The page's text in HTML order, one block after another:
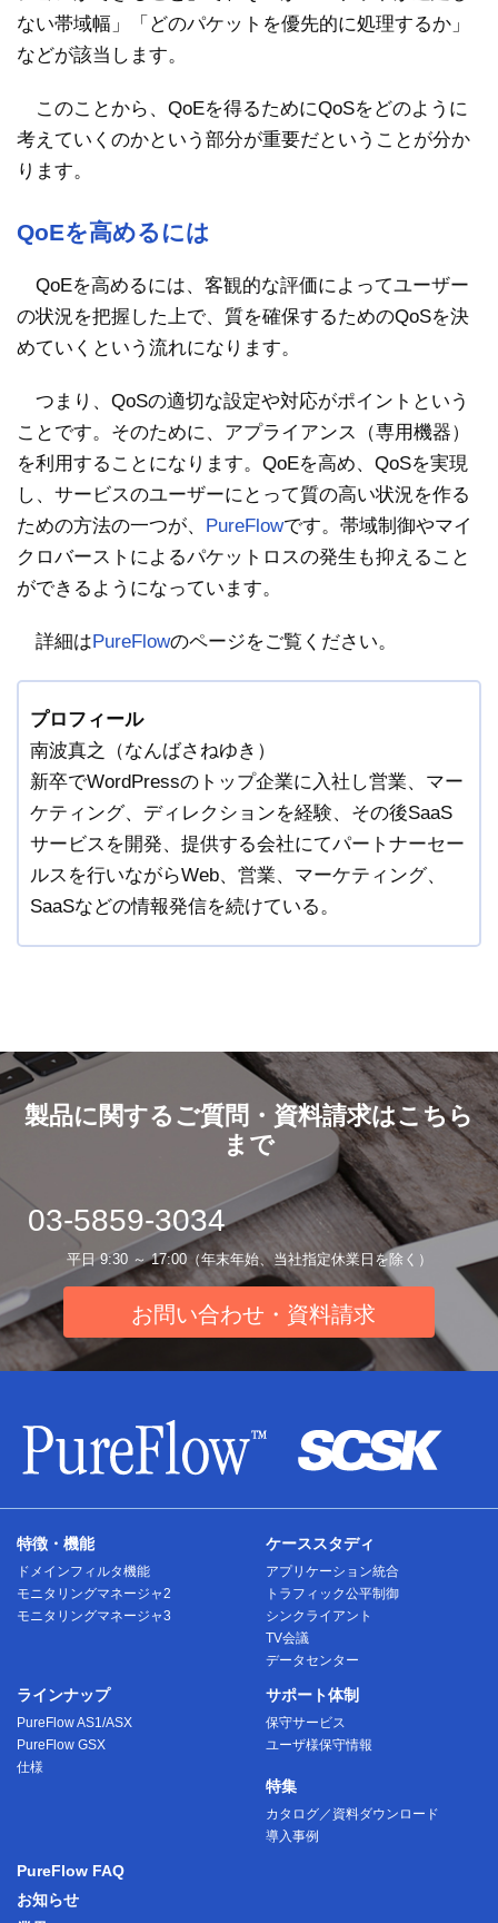
ない帯域幅」「どのパケットを優先的に処理するか」
などが該当します。
このことから、QoEを得るためにQoSをどのように
考えていくのかという部分が重要だということが分か
ります。
QoEを高めるには
QoEを高めるには、客観的な評価によってユーザー
の状況を把握した上で、質を確保するためのQoSを決
めていくという流れになります。
つまり、QoSの適切な設定や対応がポイントという
ことです。そのために、アプライアンス（専用機器）
を利用することになります。QoEを高め、QoSを実現
し、サービスのユーザーにとって質の高い状況を作る
ための方法の一つが、 PureFlowです。帯域制御やマイ
クロバーストによるパケットロスの発生も抑えること
ができるようになっています。
詳細はPureFlowのページをご覧ください。
プロフィール
南波真之（なんばさねゆき）
新卒でWordPressのトップ企業に入社し営業、マー
ケティング、ディレクションを経験、その後SaaS
サービスを開発、提供する会社にてパートナーセー
ルスを行いながらWeb、営業、マーケティング、
SaaSなどの情報発信を続けている。
製品に関するご質問・資料請求はこちら
まで
03-5859-3034
平日 9:30 ～ 17:00（年末年始、当社指定休業日を除く）
お問い合わせ・資料請求
特徴・機能
ドメインフィルタ機能
モニタリングマネージャ2
モニタリングマネージャ3
ケーススタディ
アプリケーション統合
トラフィック公平制御
シンクライアント
TV会議
データセンター
ラインナップ
PureFlow AS1/ASX
PureFlow GSX
仕様
サポート体制
保守サービス
ユーザ様保守情報
特集
カタログ／資料ダウンロード
導入事例
PureFlow FAQ
お知らせ